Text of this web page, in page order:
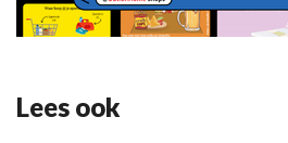
Lees ook